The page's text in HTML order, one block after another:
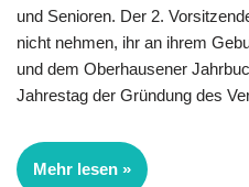
und Senioren. Der 2.
nicht nehmen, ihr an ihrem
und dem Oberhau­sener
Jahrestag der Gründung des
Mehr lesen »